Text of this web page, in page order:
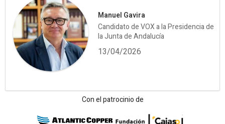
Manuel Gavira
Candidato de VOX a la Presidencia de
la Junta de Andalucía
13/04/2026
Con el patrocinio de